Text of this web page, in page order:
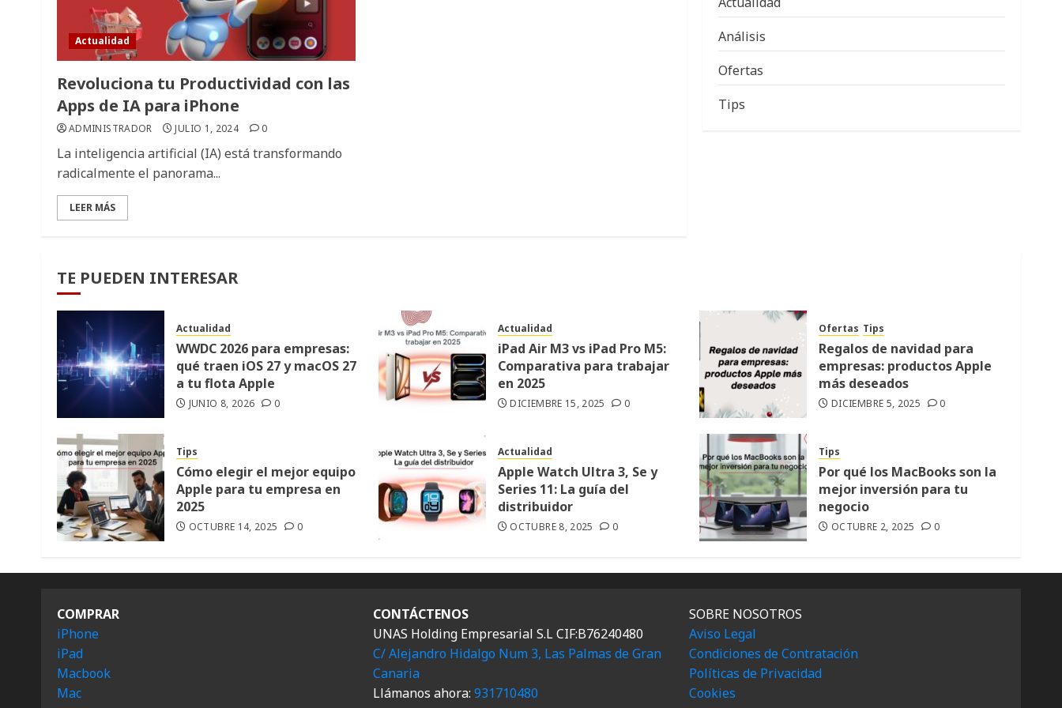
Actualidad
Revoluciona tu Productividad con las
Apps de IA para iPhone
ADMINISTRADOR JULIO 1, 2024 0
La inteligencia artificial (IA) está transformando
radicalmente el panorama...
LEER MÁS
Análisis
Ofertas
Tips
TE PUEDEN INTERESAR
Actualidad
WWDC 2026 para empresas:
qué traen iOS 27 y macOS 27
a tu flota Apple
JUNIO 8, 2026 0
Actualidad
iPad Air M3 vs iPad Pro M5:
Comparativa para trabajar
en 2025
DICIEMBRE 15, 2025 0
Ofertas Tips
Regalos de navidad para
empresas: productos Apple
más deseados
DICIEMBRE 5, 2025 0
Tips
Cómo elegir el mejor equipo
Apple para tu empresa en
2025
OCTUBRE 14, 2025 0
Actualidad
Apple Watch Ultra 3, Se y
Series 11: La guía del
distribuidor
OCTUBRE 8, 2025 0
Tips
Por qué los MacBooks son la
mejor inversión para tu
negocio
OCTUBRE 2, 2025 0
COMPRAR
iPhone
iPad
Macbook
Mac
CONTÁCTENOS
UNAS Holding Empresarial S.L CIF:B76240480
C/ Alejandro Hidalgo Num 3, Las Palmas de Gran
Canaria
Llámanos ahora: 931710480
SOBRE NOSOTROS
Aviso Legal
Condiciones de Contratación
Políticas de Privacidad
Cookies